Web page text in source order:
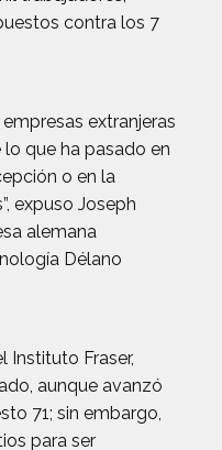
contra los 7
extranjeras
que ha pasado en
o en la
expuso Joseph
alemana
Délano
Instituto Fraser,
aunque avanzó
71; sin embargo,
para ser